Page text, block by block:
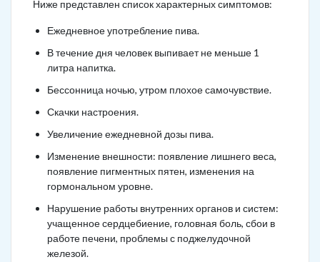
Ниже представлен список характерных симптомов:
Ежедневное употребление пива.
В течение дня человек выпивает не меньше 1
литра напитка.
Бессонница ночью, утром плохое самочувствие.
Скачки настроения.
Увеличение ежедневной дозы пива.
Изменение внешности: появление лишнего веса,
появление пигментных пятен, изменения на
гормональном уровне.
Нарушение работы внутренних органов и систем:
учащенное сердцебиение, головная боль, сбои в
работе печени, проблемы с поджелудочной
железой.